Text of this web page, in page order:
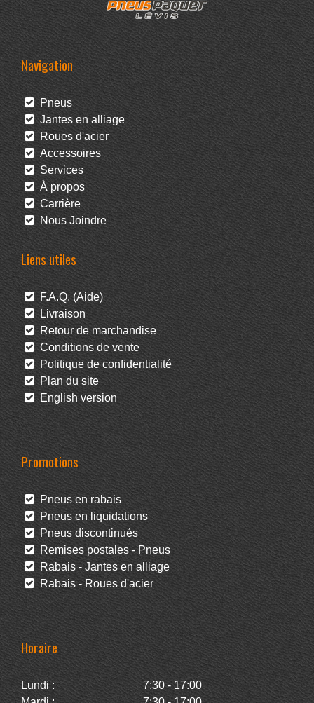
Navigation
Pneus
Jantes en alliage
Roues d'acier
Accessoires
Services
À propos
Carrière
Nous Joindre
Liens utiles
F.A.Q. (Aide)
Livraison
Retour de marchandise
Conditions de vente
Politique de confidentialité
Plan du site
English version
Promotions
Pneus en rabais
Pneus en liquidations
Pneus discontinués
Remises postales - Pneus
Rabais - Jantes en alliage
Rabais - Roues d'acier
Horaire
Lundi :
7:30 - 17:00